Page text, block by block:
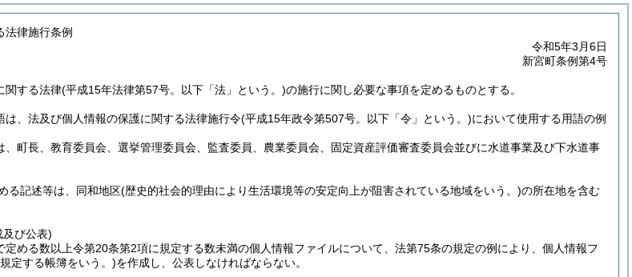
法律施行条例
令和5年3月6日
新宮町条例第4号
関する法律(平成15年法律第57号。以下「法」という。)の施行に関し必要な事項を定めるものとする。
は、法及び個人情報の保護に関する法律施行令(平成15年政令第507号。以下「令」という。)において使用する用語の例
、町長、教育委員会、選挙管理委員会、監査委員、農業委員会、固定資産評価審査委員会並びに水道事業及び下水道事
る記述等は、同和地区(歴史的社会的理由により生活環境等の安定向上が阻害されている地域をいう。)の所在地を含む
び公表)
める数以上令第20条第2項に規定する数未満の個人情報ファイルについて、法第75条の規定の例により、個人情報フ
定する帳簿をいう。)を作成し、公表しなければならない。